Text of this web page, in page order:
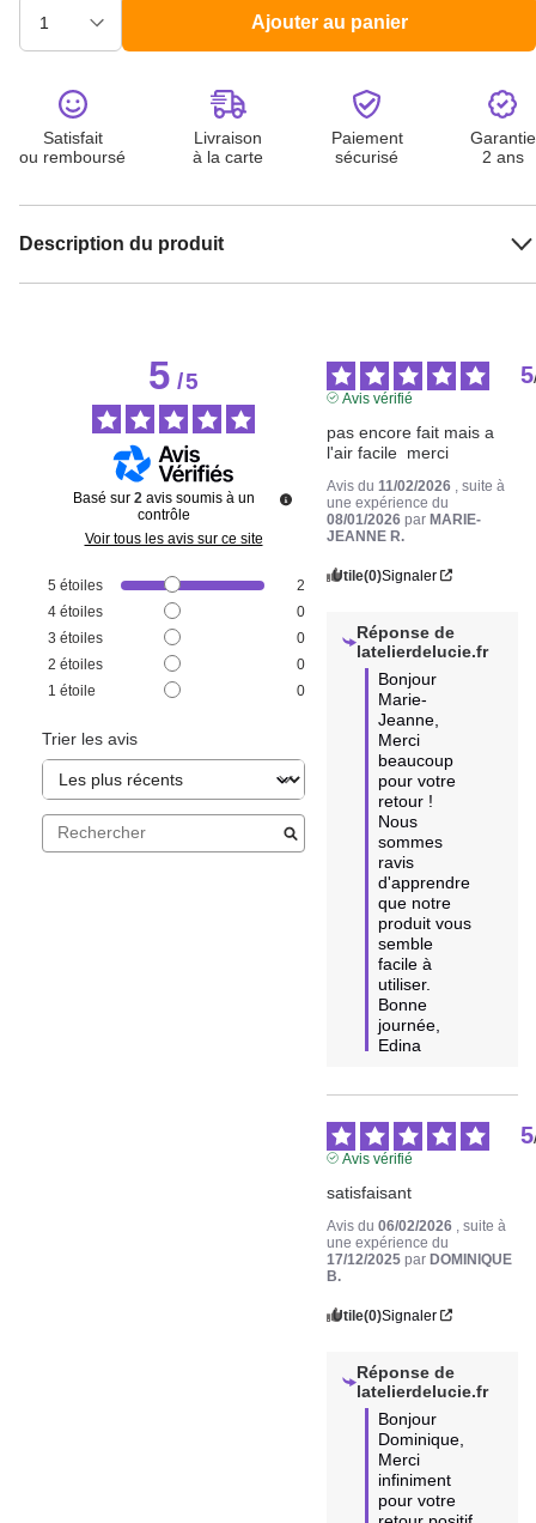
Ajouter au panier
Satisfait
ou remboursé
Livraison
à la carte
Paiement
sécurisé
Garantie
2 ans
Description du produit
5/5
Basé sur 2 avis soumis à un
contrôle
Voir tous les avis sur ce site
5 étoiles
2
4 étoiles
0
3 étoiles
0
2 étoiles
0
1 étoile 0
Trier les avis
5
Avis vérifié
pas encore fait mais a
l'air facile  merci
Avis du 11/02/2026
, suite à
une expérience du
08/01/2026 parMARIE-
JEANNE R.
Utile(0)Signaler
Réponse de
latelierdelucie.fr
Bonjour
Marie-
Jeanne,
Merci
beaucoup
pour votre
retour !
Nous
sommes
ravis
d'apprendre
que notre
produit vous
semble
facile à
utiliser.
Bonne
journée,
Edina
5
Avis vérifié
satisfaisant
Avis du06/02/2026
, suite à
une expérience du
17/12/2025 parDOMINIQUE
B.
Utile(0)Signaler
Réponse de
latelierdelucie.fr
Bonjour
Dominique,
Merci
infiniment
pour votre